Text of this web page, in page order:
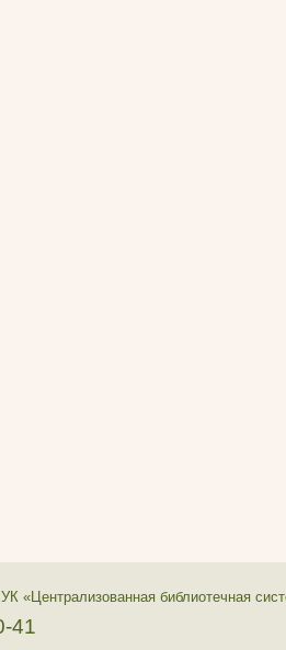
«Централизованная библиотечная
41